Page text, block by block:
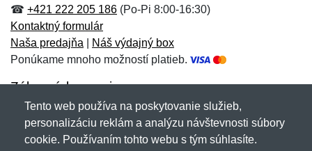
☎ +421 222 205 186 (Po-Pi 8:00-16:30)
Kontaktný formulár
Naša predajňa
Náš výdajný box
Ponúkame mnoho možností platieb.
Zákaznícky servis
Novinky emailom
Tento web používa na poskytovanie služieb,
personalizáciu reklám a analýzu návštevnosti súbory
cookie. Používaním tohto webu s tým súhlasíte.